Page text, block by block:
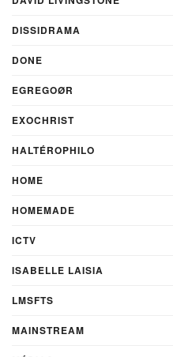
DISSIDRAMA
DONE
EGREGOØR
EXOCHRIST
HALTÉROPHILO
HOME
HOMEMADE
ICTV
ISABELLE LAISIA
LMSFTS
MAINSTREAM